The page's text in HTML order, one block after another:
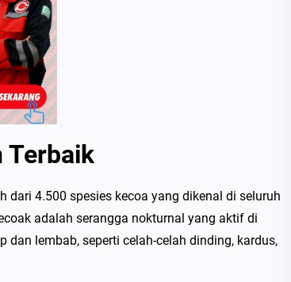
Terbaik
dari 4.500 spesies kecoa yang dikenal di seluruh
adalah serangga nokturnal yang aktif di
lembab, seperti celah-celah dinding, kardus,